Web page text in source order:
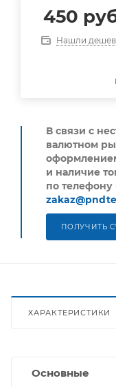
450
Нашли
В связи с
валютном
и наличие
по телефону
ПОЛУЧИТЬ
ХАРАКТЕРИСТИКИ
Основные